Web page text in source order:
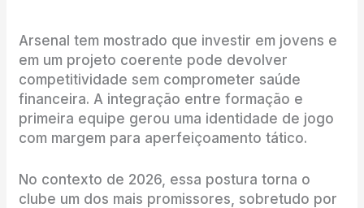
Arsenal tem mostrado que investir em jovens e
em um projeto coerente pode devolver
competitividade sem comprometer saúde
financeira. A integração entre formação e
primeira equipe gerou uma identidade de jogo
com margem para aperfeiçoamento tático.
No contexto de 2026, essa postura torna o
clube um dos mais promissores, sobretudo por